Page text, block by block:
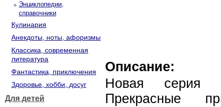
Энциклопедии,
справочники
Кулинария
Анекдоты, ноты, афоризмы
Классика, современная
литература
Фантастика, приключения
Здоровье, хобби, досуг
Для детей
Описание:
Новая серия
Прекрасные